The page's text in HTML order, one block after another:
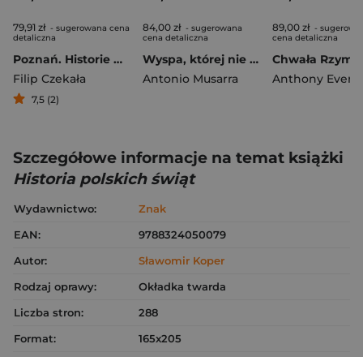
79,91 zł - sugerowana cena
detaliczna
Poznań. Historie nieznane i zapomniane
Filip Czekała
7,5 (2)
84,00 zł - sugerowana
cena detaliczna
Wyspa, której nie ma
Antonio Musarra
89,00 zł -
cena detaliczna
Chwała Rzymu
Anthony
Szczegółowe informacje na temat książki
Historia polskich świąt
Wydawnictwo:
Znak
EAN:
9788324050079
Autor:
Sławomir Koper
Rodzaj oprawy:
Okładka twarda
Liczba stron:
288
Format:
165x205